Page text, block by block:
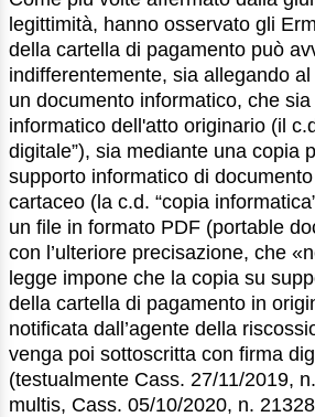
legittimità, hanno osservato gli
della cartella di pagamento può
indifferentemente, sia allegando
un documento informatico, che
informatico dell'atto originario (il
digitale”), sia mediante una copia
supporto informatico di
cartaceo (la c.d. “copia
un file in formato PDF (portable
con l’ulteriore precisazione, che
legge impone che la copia su
della cartella di pagamento in
notificata dall’agente della
venga poi sottoscritta con firma
(testualmente Cass. 27/11/2019,
multis, Cass. 05/10/2020, n.